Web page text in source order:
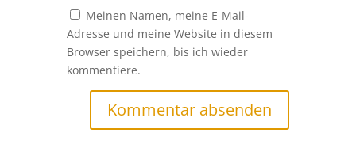
Meinen Namen, meine E-Mail-
Adresse und meine Website in diesem
Browser speichern, bis ich wieder
kommentiere.